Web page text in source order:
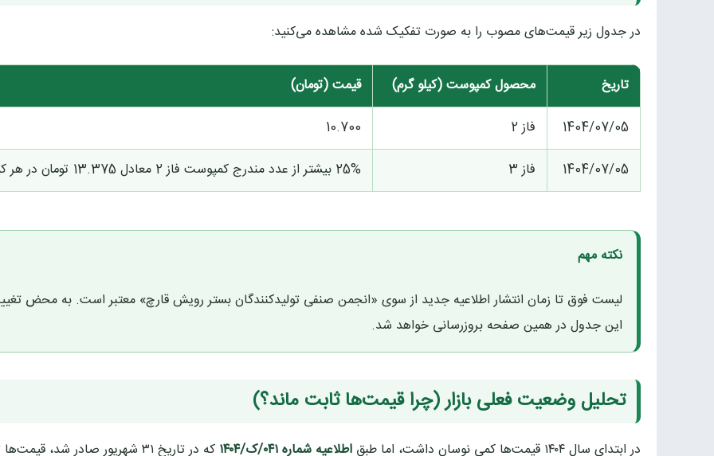
در جدول زیر قیمت‌های مصوب را به صورت تفکیک شده مشاهده می‌کنید:
تاریخ محصول کمپوست (کیلو گرم)
قیمت (تومان)
1404/07/05
فاز 2
10.700
1404/07/05
فاز 3 25% بیشتر از عدد مندرج کمپوست فاز 2 معادل 13.375 تومان در هر کیلوگرم
نکته مهم
لیست فوق تا زمان انتشار اطلاعیه جدید از سوی «انجمن صنفی تولیدکنندگان بستر رویش قارچ» معتبر است. به محض
این جدول در همین صفحه بروزرسانی خواهد شد.
تحلیل وضعیت فعلی بازار (چرا قیمت‌ها ثابت ماند؟)
در ابتدای سال ۱۴۰۴ قیمت‌ها کمی نوسان داشت، اما طبق اطلاعیه شماره ۰۴۱/ک/۱۴۰۴
که در تاریخ ۳۱ شهریور صادر شد،